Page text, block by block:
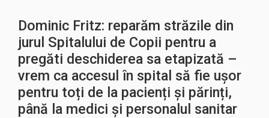
Dominic Fritz: reparăm străzile din
jurul Spitalului de Copii pentru a
pregăti deschiderea sa etapizată –
vrem ca accesul în spital să fie ușor
pentru toți de la pacienți și părinți,
până la medici și personalul sanitar